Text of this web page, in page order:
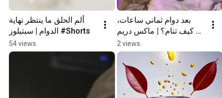
ألم الحلق ما ينتظر نهاية
الدوام | سبتيلوز #Shorts
54 views
بعد دوام ثماني ساعات،
كيف تنام؟ | ماكس دريم
#Shorts
2 views